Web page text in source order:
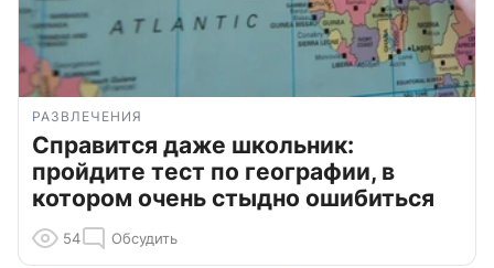
РАЗВЛЕЧЕНИЯ
Справится даже школьник:
пройдите тест по географии, в
котором очень стыдно ошибиться
54 Обсудить